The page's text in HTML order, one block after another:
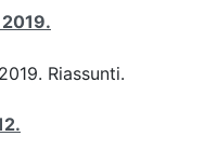
Riassunti.